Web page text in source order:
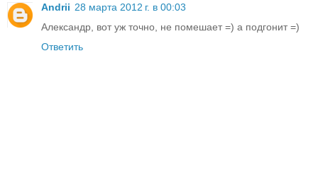
Andrii 28 марта 2012 г. в 00:03
Александр, вот уж точно, не помешает =) а подгонит =)
Ответить